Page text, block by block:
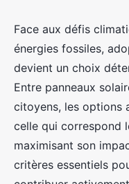
Transition
comment
renouvelable
jacqueline• 20
Face aux défis
énergies fossiles,
devient un choix
Entre panneaux
citoyens, les options
celle qui correspond
maximisant son
critères essentiels